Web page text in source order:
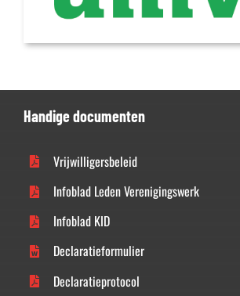
Handige documenten
Vrijwilligersbeleid
Infoblad Leden Verenigingswerk
Infoblad KID
Declaratieformulier
Declaratieprotocol